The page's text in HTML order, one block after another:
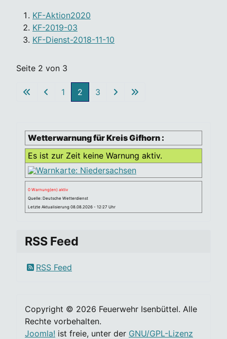
KF-Aktion2020
KF-2019-03
KF-Dienst-2018-11-10
Seite 2 von 3
1 2 3
Wetterwarnung für Kreis Gifhorn :
Es ist zur Zeit keine Warnung aktiv.
0 Warnung(en) aktiv
Quelle: Deutsche Wetterdienst
Letzte Aktualisierung 08.08.2026 - 12:27 Uhr
RSS Feed
RSS Feed
Copyright © 2026 Feuerwehr Isenbüttel. Alle
Rechte vorbehalten.
Joomla! ist freie, unter der GNU/GPL-Lizenz